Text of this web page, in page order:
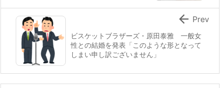
ビスケットブラザーズ・原田泰雅 一般女
性との結婚を発表「このような形となって
しまい申し訳ございません」
 Prev